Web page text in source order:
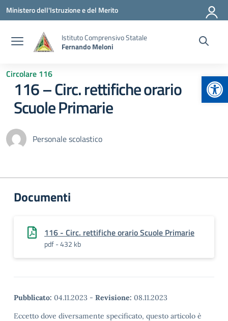
Vai ai contenuti
Vai al menu di navigazione
Vai al footer
Ministero dell'Istruzione e del Merito
Istituto Comprensivo Statale
Fernando Meloni
Circolare 116
116 – Circ. rettifiche orario
Scuole Primarie
Personale scolastico
Documenti
116 - Circ. rettifiche orario Scuole Primarie
pdf - 432 kb
Pubblicato: 04.11.2023 - Revisione: 08.11.2023
Eccetto dove diversamente specificato, questo articolo è